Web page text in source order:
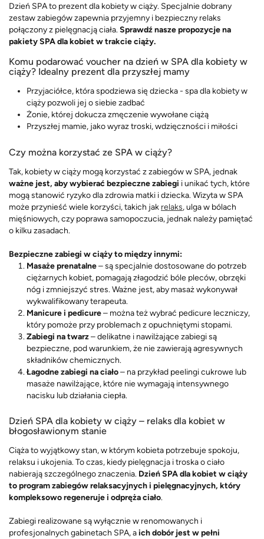
Dzień SPA to prezent dla kobiety w ciąży. Specjalnie dobrany
zestaw zabiegów zapewnia przyjemny i bezpieczny relaks
połączony z pielęgnacją ciała.Sprawdź nasze propozycje na
pakiety SPA dla kobiet w trakcie ciąży.
Komu podarować voucher na dzień w SPA dla kobiety w
ciąży? Idealny prezent dla przyszłej mamy
Przyjaciółce, która spodziewa się dziecka - spa dla kobiety w
ciąży pozwoli jej o siebie zadbać
Żonie, której dokucza zmęczenie wywołane ciążą
Przyszłej mamie, jako wyraz troski, wdzięczności i miłości
Czy można korzystać ze SPA w ciąży?
Tak, kobiety w ciąży mogą korzystać z zabiegów w SPA, jednak
ważne jest, aby wybierać bezpieczne zabiegi i unikać tych, które
mogą stanowić ryzyko dla zdrowia matki i dziecka. Wizyta w SPA
może przynieść wiele korzyści, takich jak relaks, ulga w bólach
mięśniowych, czy poprawa samopoczucia, jednak należy pamiętać
o kilku zasadach.
Bezpieczne zabiegi w ciąży to między innymi:
Masaże prenatalne– są specjalnie dostosowane do potrzeb
ciężarnych kobiet, pomagają złagodzić bóle pleców, obrzęki
nóg i zmniejszyć stres. Ważne jest, aby masaż wykonywał
wykwalifikowany terapeuta.
Manicure i pedicure– można też wybrać pedicure leczniczy,
który pomoże przy problemach z opuchniętymi stopami.
Zabiegi na twarz– delikatne i nawilżające zabiegi są
bezpieczne, pod warunkiem, że nie zawierają agresywnych
składników chemicznych.
Łagodne zabiegi na ciało– na przykład peelingi cukrowe lub
masaże nawilżające, które nie wymagają intensywnego
nacisku lub działania ciepła.
Dzień SPA dla kobiety w ciąży – relaks dla kobiet w
błogosławionym stanie
Ciąża to wyjątkowy stan, w którym kobieta potrzebuje spokoju,
relaksu i ukojenia. To czas, kiedy pielęgnacja i troska o ciało
nabierają szczególnego znaczenia. Dzień SPA dla kobiet w ciąży
to program zabiegów relaksacyjnych i pielęgnacyjnych, który
kompleksowo regeneruje i odpręża ciało.
Zabiegi realizowane są wyłącznie w renomowanych i
profesjonalnych gabinetach SPA, aich dobór jest w pełni